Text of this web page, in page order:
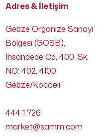
Adres & İletişim
Gebze Organize Sanayi
Bölgesi (GOSB),
İhsandede Cd, 400. Sk,
NO: 402, 4100
Gebze/Kocaeli
444 1 726
market@samm.com